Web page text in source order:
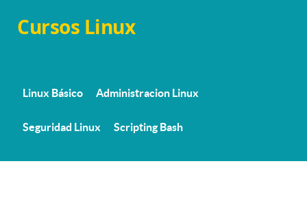
Cursos Linux
Linux Básico Administracion Linux
Seguridad Linux Scripting Bash